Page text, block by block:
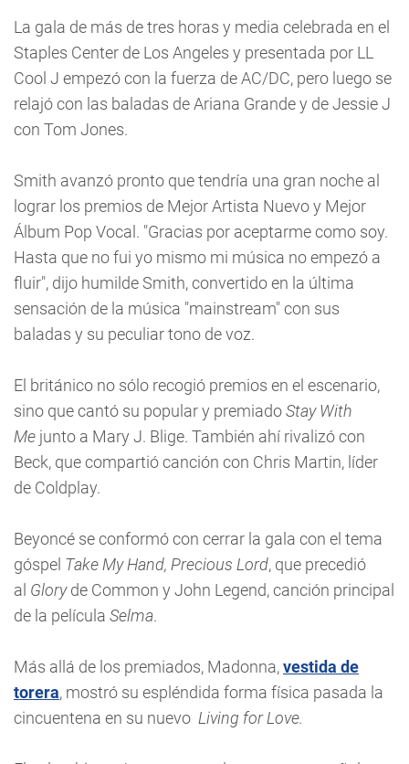
La gala de más de tres horas y media celebrada en el
Staples Center de Los Angeles y presentada por LL
Cool J empezó con la fuerza de AC/DC, pero luego se
relajó con las baladas de Ariana Grande y de Jessie J
con Tom Jones.
Smith avanzó pronto que tendría una gran noche al
lograr los premios de Mejor Artista Nuevo y Mejor
Álbum Pop Vocal. "Gracias por aceptarme como soy.
Hasta que no fui yo mismo mi música no empezó a
fluir", dijo humilde Smith, convertido en la última
sensación de la música "mainstream" con sus
baladas y su peculiar tono de voz.
El británico no sólo recogió premios en el escenario,
sino que cantó su popular y premiadoStay With
Me junto a Mary J. Blige. También ahí rivalizó con
Beck, que compartió canción con Chris Martin, líder
de Coldplay.
Beyoncé se conformó con cerrar la gala con el tema
góspel Take My Hand, Precious Lord, que precedió
al Gloryde Common y John Legend, canción principal
de la película Selma.
Más allá de los premiados, Madonna,vestida de
torera, mostró su espléndida forma física pasada la
cincuentena en su nuevo Living for Love.